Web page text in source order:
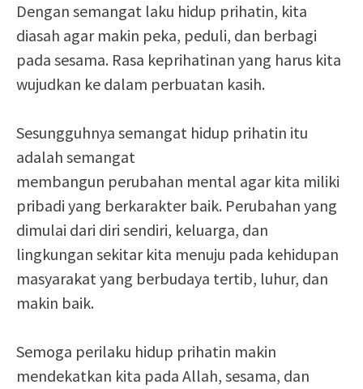
Dengan semangat laku hidup prihatin, kita
diasah agar makin peka, peduli, dan berbagi
pada sesama. Rasa keprihatinan yang harus kita
wujudkan ke dalam perbuatan kasih.
Sesungguhnya semangat hidup prihatin itu
adalah semangat
membangun perubahan mental agar kita miliki
pribadi yang berkarakter baik. Perubahan yang
dimulai dari diri sendiri, keluarga, dan
lingkungan sekitar kita menuju pada kehidupan
masyarakat yang berbudaya tertib, luhur, dan
makin baik.
Semoga perilaku hidup prihatin makin
mendekatkan kita pada Allah, sesama, dan